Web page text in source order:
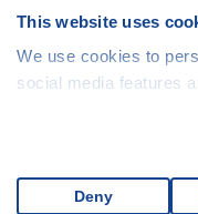
This website uses
We use cookies to
social media features
media, advertising
them or that they’ve
Deny